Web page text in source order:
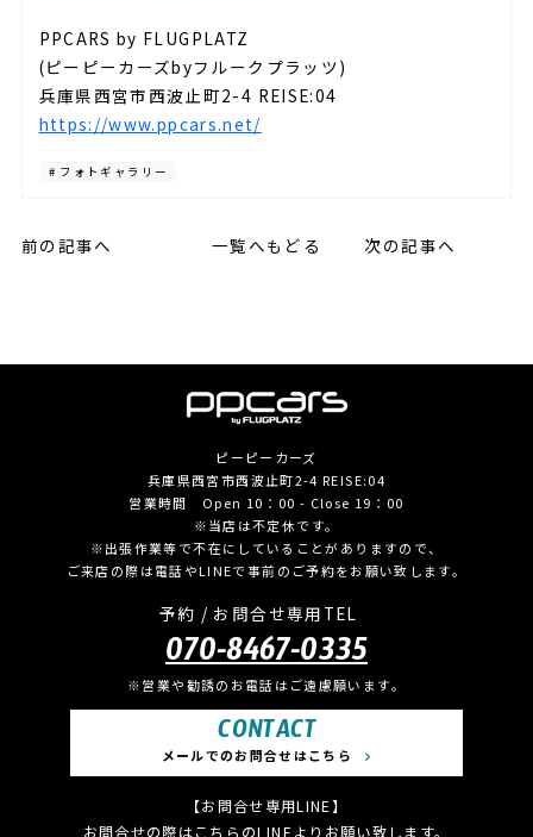
PPCARS by FLUGPLATZ
(ピーピーカーズbyフルークプラッツ)
兵庫県西宮市西波止町2-4 REISE:04
https://www.ppcars.net/
# フォトギャラリー
前の記事へ 次の記事へ
一覧へもどる
ピーピーカーズ
兵庫県西宮市西波止町2-4 REISE:04
営業時間 Open 10：00 - Close 19：00
※当店は不定休です。
※出張作業等で不在にしていることがありますので、
ご来店の際は電話やLINEで事前のご予約をお願い致します。
予約 / お問合せ専用TEL
070-8467-0335
※営業や勧誘のお電話はご遠慮願います。
CONTACT
メールでのお問合せはこちら
【お問合せ専用LINE】
お問合せの際はこちらのLINEよりお願い致します。